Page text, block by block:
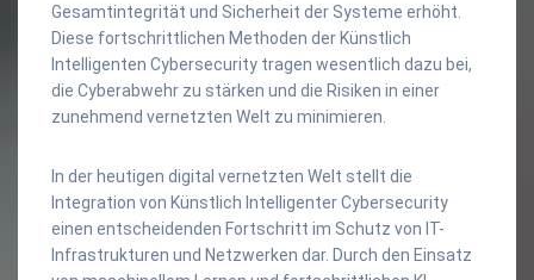
Gesamtintegrität und Sicherheit der Systeme erhöht.
Diese fortschrittlichen Methoden der Künstlich
Intelligenten Cybersecurity tragen wesentlich dazu bei,
die Cyberabwehr zu stärken und die Risiken in einer
zunehmend vernetzten Welt zu minimieren.
In der heutigen digital vernetzten Welt stellt die
Integration von Künstlich Intelligenter Cybersecurity
einen entscheidenden Fortschritt im Schutz von IT-
Infrastrukturen und Netzwerken dar. Durch den Einsatz